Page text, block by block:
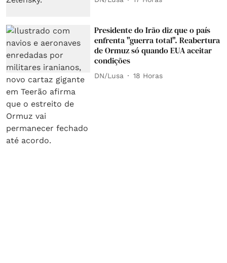
Presidente do Irão diz que o país
enfrenta "guerra total". Reabertura
de Ormuz só quando EUA aceitar
condições
DN/Lusa 18 Horas